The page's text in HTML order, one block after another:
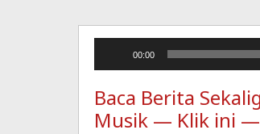
00:00
Baca Berita
Musik — Klik ini —